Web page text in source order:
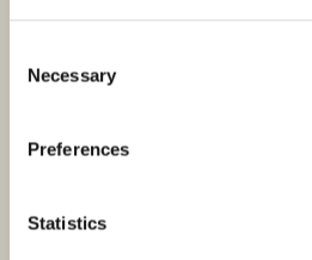
Selection
Necessary
Preferences
Statistics